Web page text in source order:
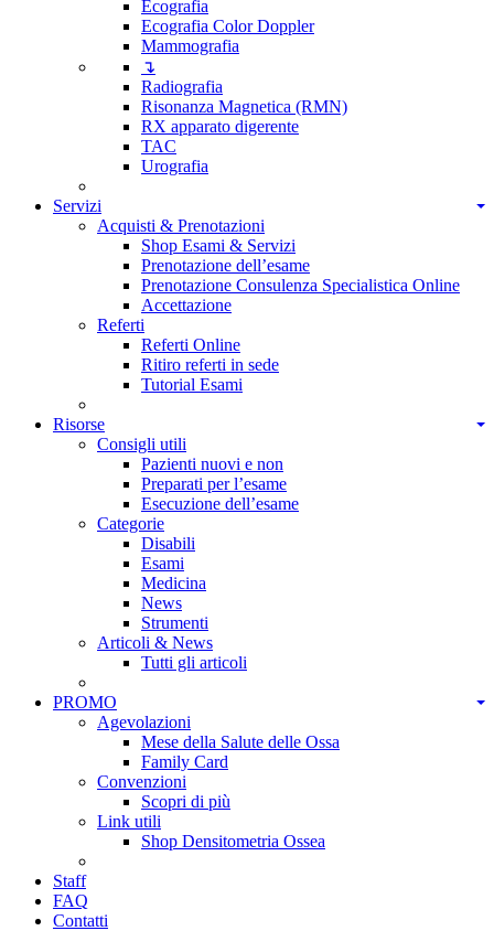
Ecografia
Ecografia Color Doppler
Mammografia
↴
Radiografia
Risonanza Magnetica (RMN)
RX apparato digerente
TAC
Urografia
Servizi
Acquisti & Prenotazioni
Shop Esami & Servizi
Prenotazione dell’esame
Prenotazione Consulenza Specialistica Online
Accettazione
Referti
Referti Online
Ritiro referti in sede
Tutorial Esami
Risorse
Consigli utili
Pazienti nuovi e non
Preparati per l’esame
Esecuzione dell’esame
Categorie
Disabili
Esami
Medicina
News
Strumenti
Articoli & News
Tutti gli articoli
PROMO
Agevolazioni
Mese della Salute delle Ossa
Family Card
Convenzioni
Scopri di più
Link utili
Shop Densitometria Ossea
Staff
FAQ
Contatti